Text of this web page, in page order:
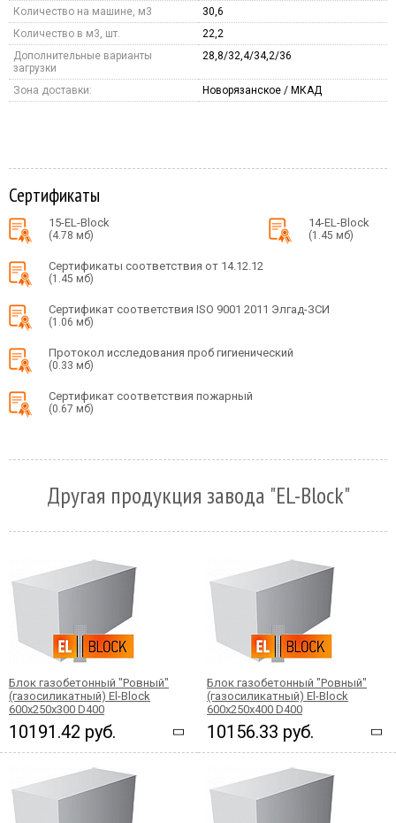
Количество на машине, м3
30,6
Количество в м3, шт.
22,2
Дополнительные варианты
загрузки
28,8/32,4/34,2/36
Зона доставки: Новорязанское / МКАД
Сертификаты
15-EL-Block
(4.78 мб)
14-EL-Block
(1.45 мб)
Сертификаты соответствия от 14.12.12
(1.45 мб)
Сертификат соответствия ISO 9001 2011 Элгад-ЗСИ
(1.06 мб)
Протокол исследования проб гигиенический
(0.33 мб)
Сертификат соответствия пожарный
(0.67 мб)
Другая продукция завода "EL-Block"
Блок газобетонный "Ровный"
(газосиликатный) El-Block
600х250х300 D400
10191.42 руб.
Блок газобетонный "Ровный"
(газосиликатный) El-Block
600х250х400 D400
10156.33 руб.